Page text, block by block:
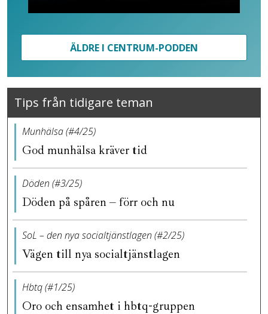
ÄLDRE I CENTRUM-PODDEN
Tips från tidigare teman
Munhälsa (#4/25)
God munhälsa kräver tid
Döden (#3/25)
Döden på spåren – förr och nu
SoL – den nya socialtjänstlagen (#2/25)
Vägen till nya socialtjänstlagen
Hbtq (#1/25)
Oro och ensamhet i hbtq-gruppen